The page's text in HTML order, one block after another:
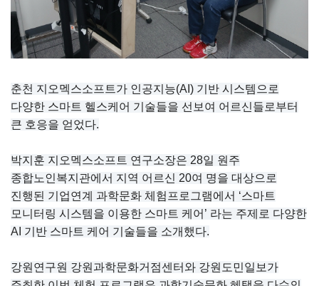
춘천 지오멕스소프트가 인공지능(AI) 기반 시스템으로
다양한 스마트 헬스케어 기술들을 선보여 어르신들로부터
큰 호응을 얻었다.
박지훈 지오멕스소프트 연구소장은 28일 원주
종합노인복지관에서 지역 어르신 20여 명을 대상으로
진행된 기업연계 과학문화 체험프로그램에서 ‘스마트
모니터링 시스템을 이용한 스마트 케어’ 라는 주제로 다양한
AI 기반 스마트 케어 기술들을 소개했다.
강원연구원 강원과학문화거점센터와 강원도민일보가